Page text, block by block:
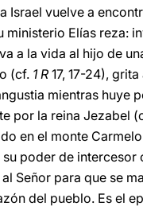
Israel vuelve a
ministerio Elías reza:
a la vida al hijo de
(cf. 1 R 17, 17-24),
mientras huye
por la reina Jezabel
en el monte
poder de intercesor
Señor para que se
del pueblo. Es el